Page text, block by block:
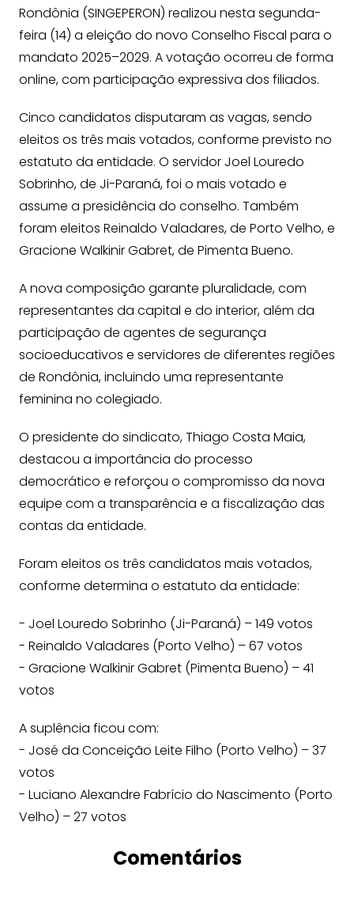
Rondônia (SINGEPERON) realizou nesta segunda-
feira (14) a eleição do novo Conselho Fiscal para o
mandato 2025–2029. A votação ocorreu de forma
online, com participação expressiva dos filiados.
Cinco candidatos disputaram as vagas, sendo
eleitos os três mais votados, conforme previsto no
estatuto da entidade. O servidor Joel Louredo
Sobrinho, de Ji-Paraná, foi o mais votado e
assume a presidência do conselho. Também
foram eleitos Reinaldo Valadares, de Porto Velho, e
Gracione Walkinir Gabret, de Pimenta Bueno.
A nova composição garante pluralidade, com
representantes da capital e do interior, além da
participação de agentes de segurança
socioeducativos e servidores de diferentes regiões
de Rondônia, incluindo uma representante
feminina no colegiado.
O presidente do sindicato, Thiago Costa Maia,
destacou a importância do processo
democrático e reforçou o compromisso da nova
equipe com a transparência e a fiscalização das
contas da entidade.
Foram eleitos os três candidatos mais votados,
conforme determina o estatuto da entidade:
- Joel Louredo Sobrinho (Ji-Paraná) – 149 votos
- Reinaldo Valadares (Porto Velho) – 67 votos
- Gracione Walkinir Gabret (Pimenta Bueno) – 41
votos
A suplência ficou com:
- José da Conceição Leite Filho (Porto Velho) – 37
votos
- Luciano Alexandre Fabrício do Nascimento (Porto
Velho) – 27 votos
Comentários